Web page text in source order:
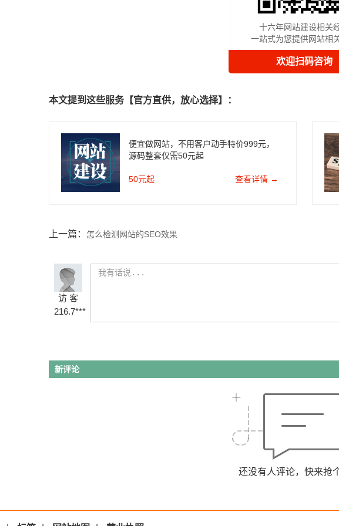
十六年网站建设相关
一站式为您提供网站相
欢迎扫码咨询
本文提到这些服务【官方直供，放心选择】：
便宜做网站，不用客户动手特价999元，
源码整套仅需50元起
50元起 查看详情 →
上一篇： 怎么检测网站的SEO效果
访 客
216.7***
新评论
还没有人评论，快来抢